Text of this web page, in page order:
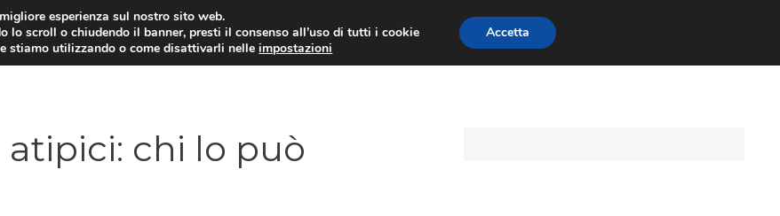
MUTUI PRIMA CASA PRESTITI PERSONALI
chi lo può
esperienza sul nostro sito web.
lo scroll o chiudendo il banner, presti il consenso all’uso di tutti i cookie
stiamo utilizzando o come disattivarli nelleimpostazioni
Accetta